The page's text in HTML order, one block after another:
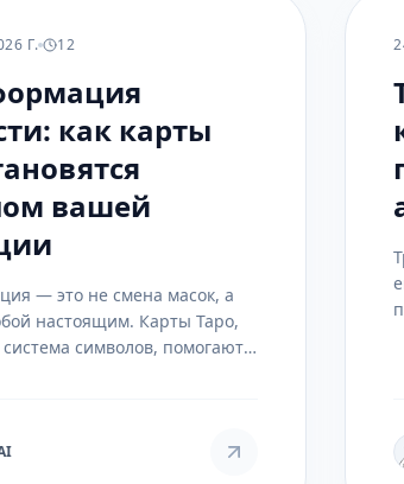
Г. 12
как карты
вашей
— это не смена масок, а
настоящим. Карты Таро,
система символов, помогают